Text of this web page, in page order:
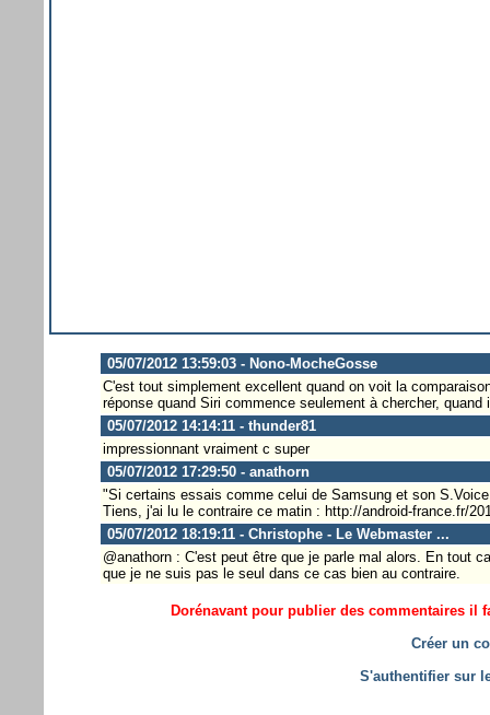
05/07/2012 13:59:03 - Nono-MocheGosse
C'est tout simplement excellent quand on voit la
réponse quand Siri commence seulement à chercher,
05/07/2012 14:14:11 - thunder81
impressionnant vraiment c super
05/07/2012 17:29:50 - anathorn
"Si certains essais comme celui de Samsung et son
Tiens, j'ai lu le contraire ce matin : http://android-france.fr/
05/07/2012 18:19:11 - Christophe - Le Webmaster ...
@anathorn : C'est peut être que je parle mal alors. En tout
que je ne suis pas le seul dans ce cas bien au contraire.
Dorénavant pour publier des commentaires il
Créer un
S'authentifier sur